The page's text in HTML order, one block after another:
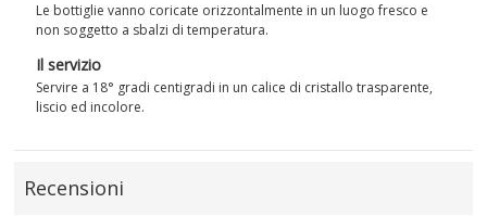
Le bottiglie vanno coricate orizzontalmente in un luogo fresco e
non soggetto a sbalzi di temperatura.
Il servizio
Servire a 18° gradi centigradi in un calice di cristallo trasparente,
liscio ed incolore.
Recensioni